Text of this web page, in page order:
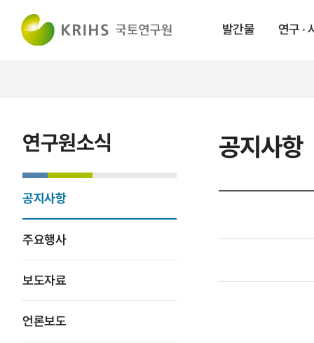
발간물 연구 ·
공지사항
연구원소식
공지사항
주요행사
보도자료
언론보도